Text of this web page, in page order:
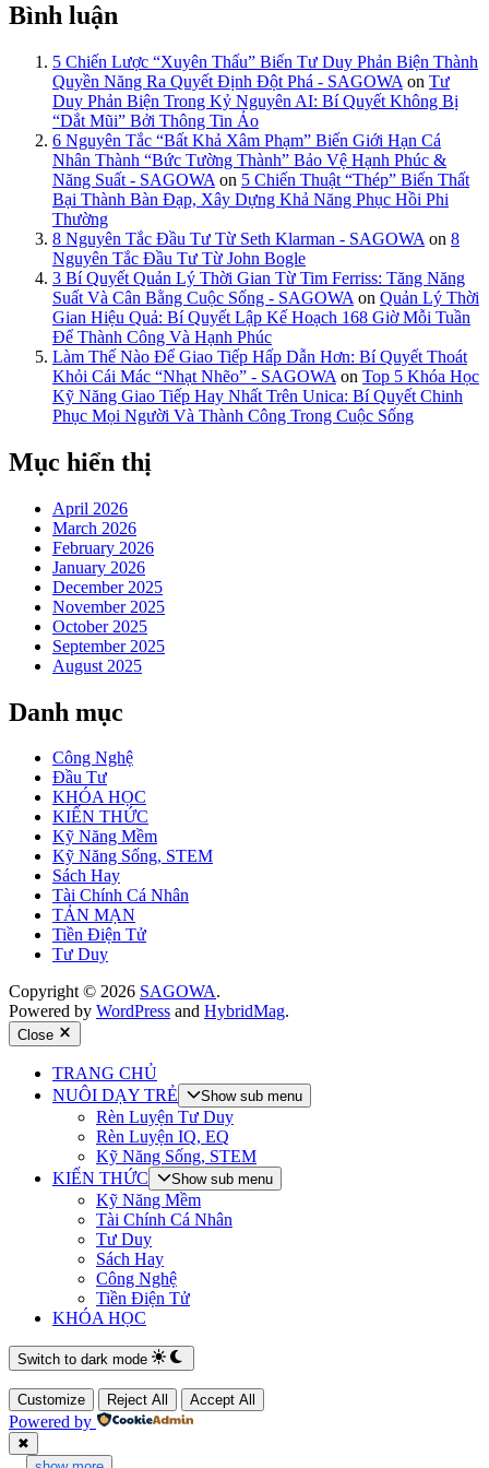
Bình luận
5 Chiến Lược “Xuyên Thấu” Biến Tư Duy Phản Biện Thành
Quyền Năng Ra Quyết Định Đột Phá - SAGOWA on Tư
Duy Phản Biện Trong Kỷ Nguyên AI: Bí Quyết Không Bị
“Dắt Mũi” Bởi Thông Tin Ảo
6 Nguyên Tắc “Bất Khả Xâm Phạm” Biến Giới Hạn Cá
Nhân Thành “Bức Tường Thành” Bảo Vệ Hạnh Phúc &
Năng Suất - SAGOWA on 5 Chiến Thuật “Thép” Biến Thất
Bại Thành Bàn Đạp, Xây Dựng Khả Năng Phục Hồi Phi
Thường
8 Nguyên Tắc Đầu Tư Từ Seth Klarman - SAGOWA on 8
Nguyên Tắc Đầu Tư Từ John Bogle
3 Bí Quyết Quản Lý Thời Gian Từ Tim Ferriss: Tăng Năng
Suất Và Cân Bằng Cuộc Sống - SAGOWA on Quản Lý Thời
Gian Hiệu Quả: Bí Quyết Lập Kế Hoạch 168 Giờ Mỗi Tuần
Để Thành Công Và Hạnh Phúc
Làm Thế Nào Để Giao Tiếp Hấp Dẫn Hơn: Bí Quyết Thoát
Khỏi Cái Mác “Nhạt Nhẽo” - SAGOWA on Top 5 Khóa Học
Kỹ Năng Giao Tiếp Hay Nhất Trên Unica: Bí Quyết Chinh
Phục Mọi Người Và Thành Công Trong Cuộc Sống
Mục hiển thị
April 2026
March 2026
February 2026
January 2026
December 2025
November 2025
October 2025
September 2025
August 2025
Danh mục
Công Nghệ
Đầu Tư
KHÓA HỌC
KIẾN THỨC
Kỹ Năng Mềm
Kỹ Năng Sống, STEM
Sách Hay
Tài Chính Cá Nhân
TẢN MẠN
Tiền Điện Tử
Tư Duy
Copyright © 2026 SAGOWA.
Powered by WordPress and HybridMag.
Close
TRANG CHỦ
NUÔI DẠY TRẺ
Show sub menu
Rèn Luyện Tư Duy
Rèn Luyện IQ, EQ
Kỹ Năng Sống, STEM
KIẾN THỨC
Show sub menu
Kỹ Năng Mềm
Tài Chính Cá Nhân
Tư Duy
Sách Hay
Công Nghệ
Tiền Điện Tử
KHÓA HỌC
Switch to dark mode
Customize Reject All Accept All
Powered by
✖